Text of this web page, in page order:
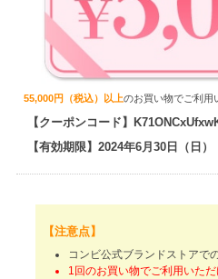
55,000円（税込）以上のお買い物でご利用
【クーポンコード】
【有効期限】2024年6月30日（日）
【注意点】
コンビ公式ブランドストアで
1回のお買い物でご利用いた